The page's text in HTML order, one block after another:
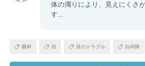
体の濁りにより、見えにくさ
す...
眼科 目 目のトラブル 白内障